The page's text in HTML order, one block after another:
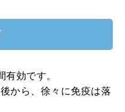
効です。
から、徐々に免疫は落